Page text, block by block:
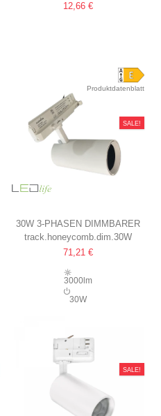
SCHWARZ, FÜR
12,66 €
Produktdatenblatt
SALE!
30W 3-PHASEN DIMMBARER
RA90 SCHIENENSTRAHLER
EINSTELLBARE HELLIGKEIT,
WEISS, INKL. WABENRASTER
track.honeycomb.dim.30W
71,21 €
3000lm
30W
SALE!